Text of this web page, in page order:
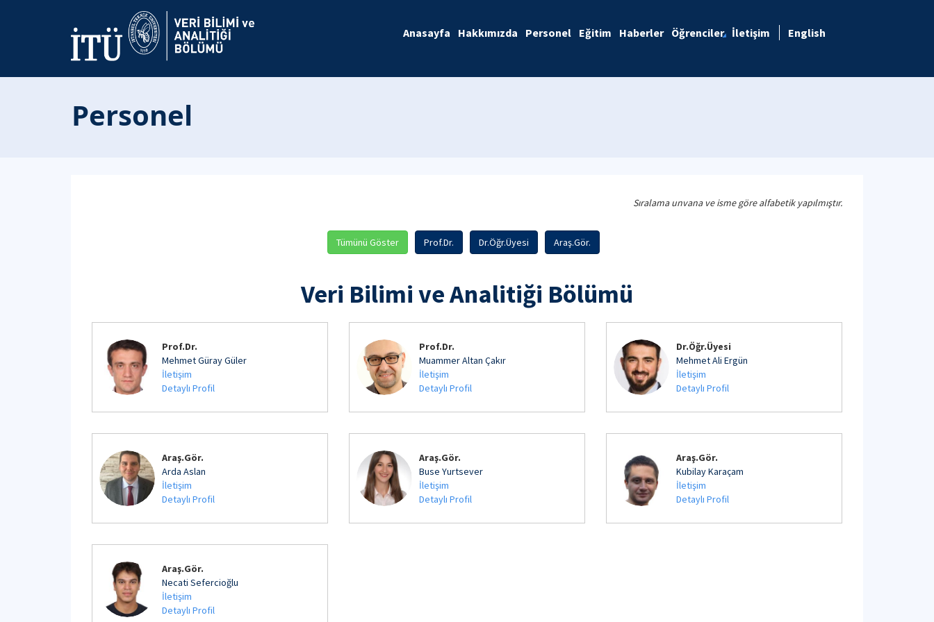
Anasayfa Hakkımızda Personel Eğitim Haberler Öğrenciler İletişim English
Personel
Sıralama unvana ve isme göre alfabetik yapılmıştır.
Tümünü Göster Prof.Dr. Dr.Öğr.Üyesi Araş.Gör.
Veri Bilimi ve Analitiği Bölümü
Prof.Dr.
Mehmet Güray Güler
İletişim
Detaylı Profil
Prof.Dr.
Muammer Altan Çakır
İletişim
Detaylı Profil
Dr.Öğr.Üyesi
Mehmet Ali Ergün
İletişim
Detaylı Profil
Araş.Gör.
Arda Aslan
İletişim
Detaylı Profil
Araş.Gör.
Buse Yurtsever
İletişim
Detaylı Profil
Araş.Gör.
Kubilay Karaçam
İletişim
Detaylı Profil
Araş.Gör.
Necati Sefercioğlu
İletişim
Detaylı Profil